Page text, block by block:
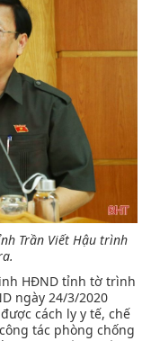
Trần Viết Hậu trình
HĐND tỉnh tờ trình
ngày 24/3/2020
cách ly y tế, chế
tác phòng chống